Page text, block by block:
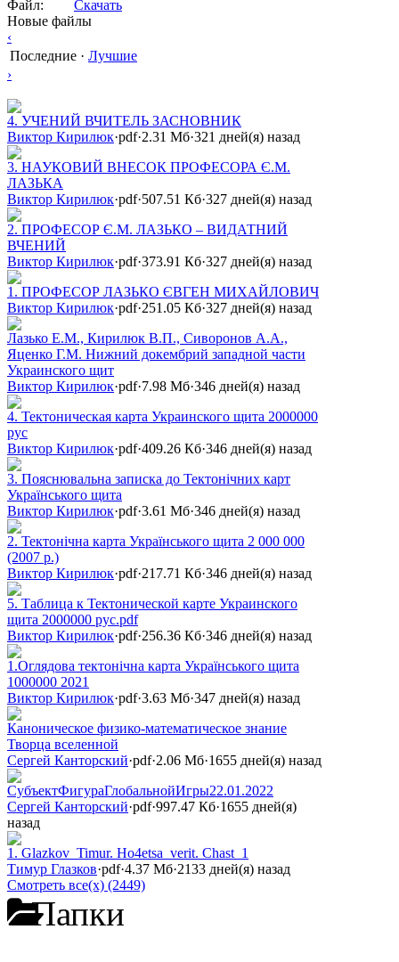
Файл:
Скачать
Новые файлы
‹
Последние · Лучшие
›
4. УЧЕНИЙ ВЧИТЕЛЬ ЗАСНОВНИК
Виктор Кирилюк·pdf·2.31 Мб·321 дней(я) назад
3. НАУКОВИЙ ВНЕСОК ПРОФЕСОРА Є.М.
ЛАЗЬКА
Виктор Кирилюк·pdf·507.51 Кб·327 дней(я) назад
2. ПРОФЕСОР Є.М. ЛАЗЬКО – ВИДАТНИЙ
ВЧЕНИЙ
Виктор Кирилюк·pdf·373.91 Кб·327 дней(я) назад
1. ПРОФЕСОР ЛАЗЬКО ЄВГЕН МИХАЙЛОВИЧ
Виктор Кирилюк·pdf·251.05 Кб·327 дней(я) назад
Лазько Е.М., Кирилюк В.П., Сиворонов А.А.,
Яценко Г.М. Нижний докембрий западной части
Украинского щит
Виктор Кирилюк·pdf·7.98 Мб·346 дней(я) назад
4. Тектоническая карта Украинского щита 2000000
рус
Виктор Кирилюк·pdf·409.26 Кб·346 дней(я) назад
3. Пояснювальна записка до Тектонічних карт
Українського щита
Виктор Кирилюк·pdf·3.61 Мб·346 дней(я) назад
2. Тектонічна карта Українського щита 2 000 000
(2007 р.)
Виктор Кирилюк·pdf·217.71 Кб·346 дней(я) назад
5. Таблица к Тектонической карте Украинского
щита 2000000 рус.pdf
Виктор Кирилюк·pdf·256.36 Кб·346 дней(я) назад
1.Оглядова тектонічна карта Українського щита
1000000 2021
Виктор Кирилюк·pdf·3.63 Мб·347 дней(я) назад
Каноническое физико-математическое знание
Творца вселенной
Сергей Канторский·pdf·2.06 Мб·1655 дней(я) назад
СубъектФигураГлобальнойИгры22.01.2022
Сергей Канторский·pdf·997.47 Кб·1655 дней(я)
назад
1. Glazkov_Timur. Ho4etsa_verit. Chast_1
Тимур Глазков·pdf·4.37 Мб·2133 дней(я) назад
Смотреть все(х) (2449)
Папки